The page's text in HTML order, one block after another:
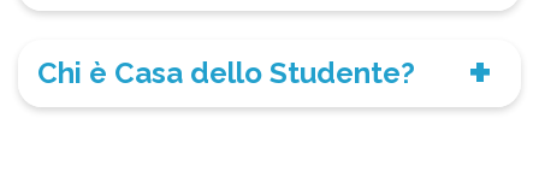
Chi è Casa dello Studente?